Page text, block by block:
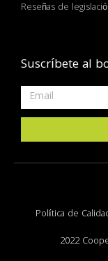
Reseñas de
Suscríbete al
Política de
2022